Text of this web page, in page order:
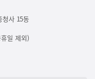
청사 15동
일 제외)